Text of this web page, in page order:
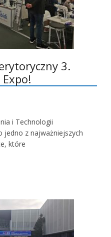
3.
i Technologii
jedno z najważniejszych
które